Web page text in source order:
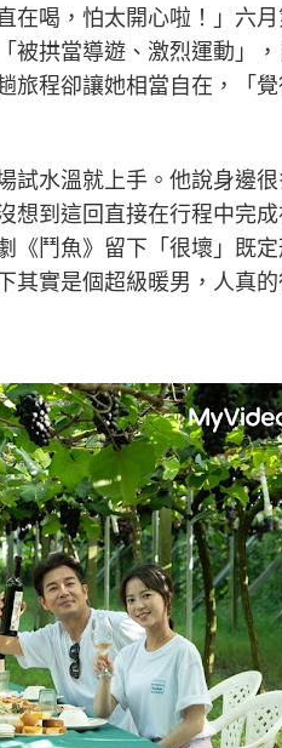
在喝，怕太開心啦！」六
被拱當導遊、激烈運動」
旅程卻讓她相當自在，「
試水溫就上手。他說身邊
想到這回直接在行程中完
《鬥魚》留下「很壞」既
其實是個超級暖男，人真